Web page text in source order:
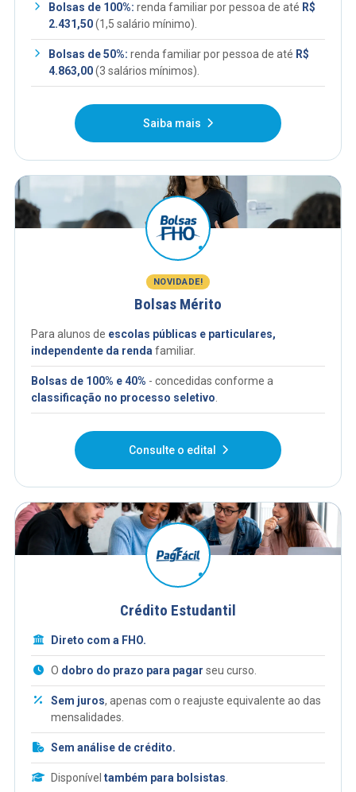
Bolsas de 100%: renda familiar por pessoa de até R$
2.431,50(1,5 salário mínimo).
Bolsas de 50%: renda familiar por pessoa de até R$
4.863,00(3 salários mínimos).
Saiba mais
NOVIDADE!
Bolsas Mérito
Para alunos de escolas públicas e particulares,
independente da renda familiar.
Bolsas de 100% e 40% - concedidas conforme a
classificação no processo seletivo
Consulte o edital
Crédito Estudantil
Direto com a FHO.
O dobro do prazo para pagar seu curso.
Sem juros, apenas com o reajuste equivalente ao das
mensalidades.
Sem análise de crédito.
Disponível também para bolsistas